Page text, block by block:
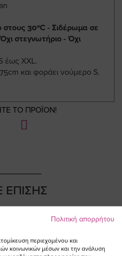
στους 30ºC - Σιδέρωμα σε
στεγνωτήριο - Όχι
έως XXL.
και φοράει νούμερο S.
ΤΟ ΠΡΟΪΟΝ!
ΕΠΙΣΗΣ
Πολιτική απορρήτου
περιεχομένου και
κοινωνικών μέσων και την ανάλυση